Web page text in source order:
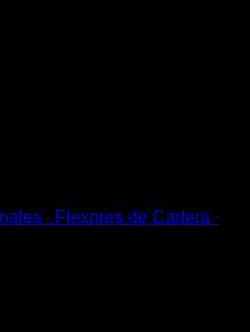
∙ Flexores de Cadera ∙